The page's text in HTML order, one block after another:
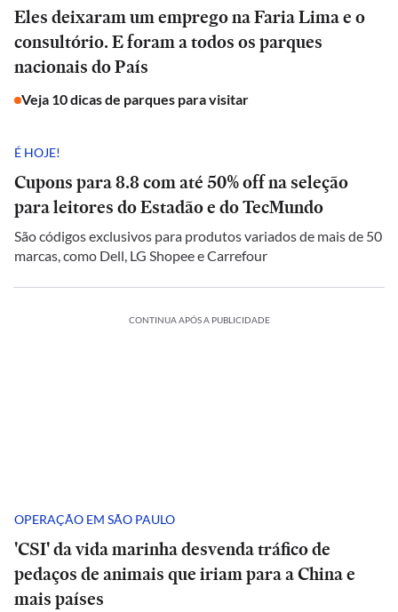
Eles deixaram um emprego na Faria Lima e o
consultório. E foram a todos os parques
nacionais do País
Veja 10 dicas de parques para visitar
É HOJE!
Cupons para 8.8 com até 50% off na seleção
para leitores do Estadão e do TecMundo
São códigos exclusivos para produtos variados de mais de 50
marcas, como Dell, LG Shopee e Carrefour
CONTINUA APÓS A PUBLICIDADE
OPERAÇÃO EM SÃO PAULO
'CSI' da vida marinha desvenda tráfico de
pedaços de animais que iriam para a China e
mais países